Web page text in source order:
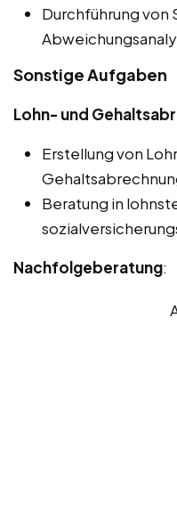
Durchführung von
Sonstige Aufgaben
Lohn- und
Erstellung von
Beratung in
Nachfolgeberatung: